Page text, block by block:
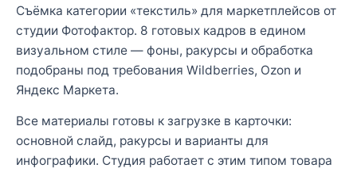
Съёмка категории «текстиль» для маркетплейсов от
студии Фотофактор. 8 готовых кадров в едином
визуальном стиле — фоны, ракурсы и обработка
подобраны под требования Wildberries, Ozon и
Яндекс Маркета.
Все материалы готовы к загрузке в карточки:
основной слайд, ракурсы и варианты для
инфографики. Студия работает с этим типом товара